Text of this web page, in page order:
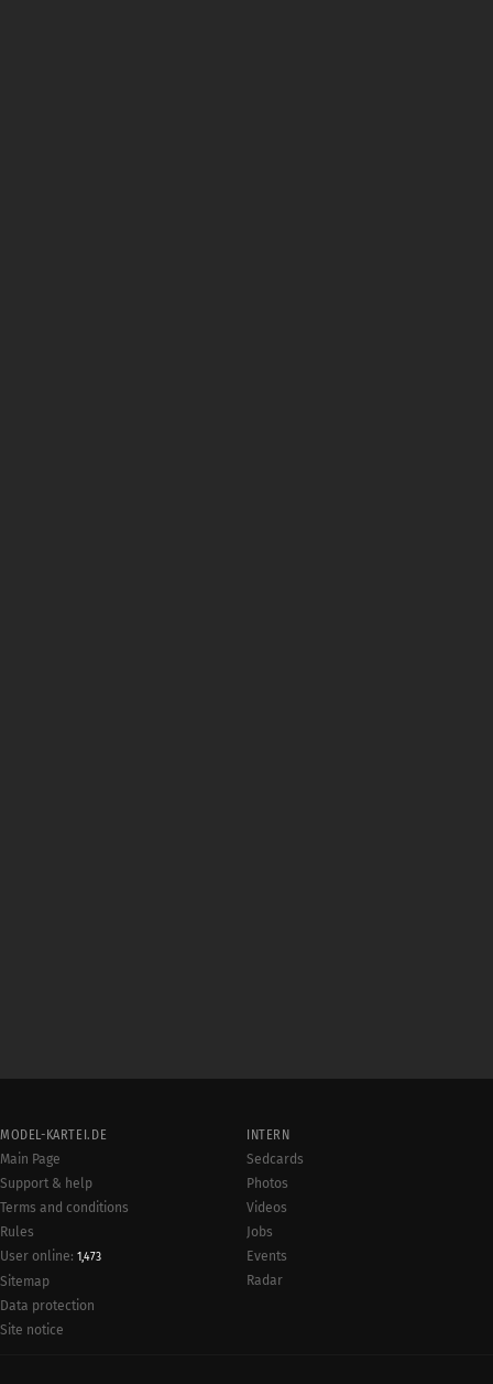
MODEL-KARTEI.DE
Main Page
Support & help
Terms and conditions
Rules
User online: 1,473
Sitemap
Data protection
Site notice
INTERN
Sedcards
Photos
Videos
Jobs
Events
Radar